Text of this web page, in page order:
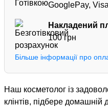
GooglePay,
Накладений
100 грн
Більше інформації про
Наш косметолог із
клінтів, підбере домашній